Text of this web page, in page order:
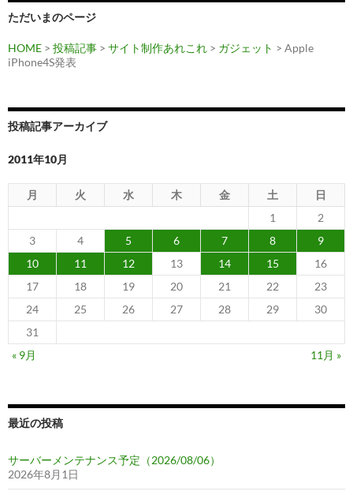
ョ
ン
ただいまのページ
HOME > 投稿記事 > サイト制作あれこれ > ガジェット > Apple
iPhone4S発表
投稿記事アーカイブ
2011年10月
月 火 水 木 金 土
日
1
2
3
4 5 6 7 8
9
10
11 12 13 14 15
16
17
18 19 20 21 22
23
24
25 26 27 28 29
30
31
« 9月
11月 »
最近の投稿
サーバーメンテナンス予定（2026/08/06）
2026年8月1日